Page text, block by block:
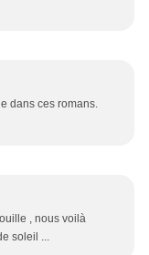
dans ces romans.
, nous voilà
soleil ...